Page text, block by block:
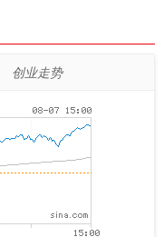
创业走势